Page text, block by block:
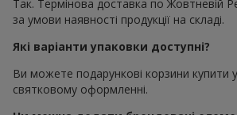
Так. Термінова доставка по Жовтневій
за умови наявності продукції на складі.
Які варіанти упаковки доступні?
Ви можете подарункові корзини купити
святковому оформленні.